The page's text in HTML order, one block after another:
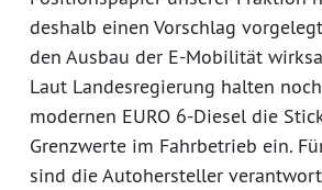
deshalb einen Vorschlag
den Ausbau der E-Mobilität
Laut Landesregierung halten
modernen EURO 6-Diesel die
Grenzwerte im Fahrbetrieb ein.
sind die Autohersteller